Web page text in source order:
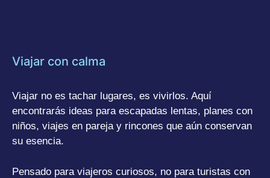
Viajar con calma
Viajar no es tachar lugares, es vivirlos. Aquí
encontrarás ideas para escapadas lentas, planes con
niños, viajes en pareja y rincones que aún conservan
su esencia.
Pensado para viajeros curiosos, no para turistas con